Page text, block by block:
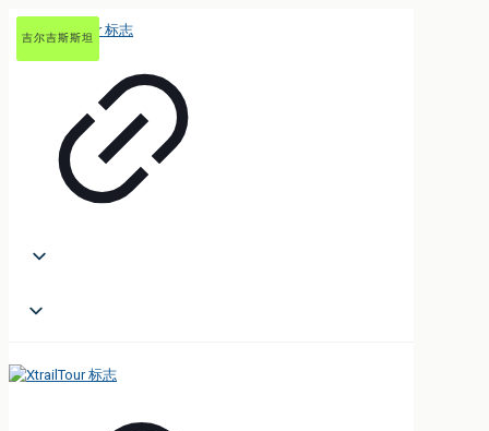
乌兹别克斯坦
乌兹别克斯坦
乌兹别克斯坦
吉尔吉斯斯坦